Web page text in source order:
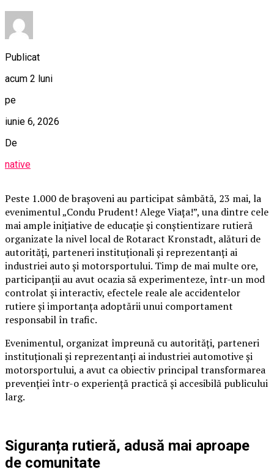
Publicat
acum 2 luni
pe
iunie 6, 2026
De
native
Peste 1.000 de brașoveni au participat sâmbătă, 23 mai, la
evenimentul „Condu Prudent! Alege Viața!”, una dintre cele
mai ample inițiative de educație și conștientizare rutieră
organizate la nivel local de Rotaract Kronstadt, alături de
autorități, parteneri instituționali și reprezentanți ai
industriei auto și motorsportului. Timp de mai multe ore,
participanții au avut ocazia să experimenteze, într-un mod
controlat și interactiv, efectele reale ale accidentelor
rutiere și importanța adoptării unui comportament
responsabil în trafic.
Evenimentul, organizat împreună cu autorități, parteneri
instituționali și reprezentanți ai industriei automotive și
motorsportului, a avut ca obiectiv principal transformarea
prevenției într-o experiență practică și accesibilă publicului
larg.
Siguranța rutieră, adusă mai aproape
de comunitate